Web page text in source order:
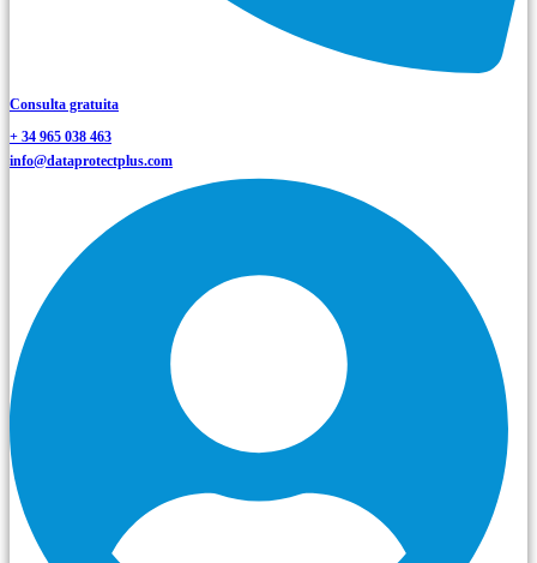
Consulta gratuita
+ 34 965 038 463
info@dataprotectplus.com